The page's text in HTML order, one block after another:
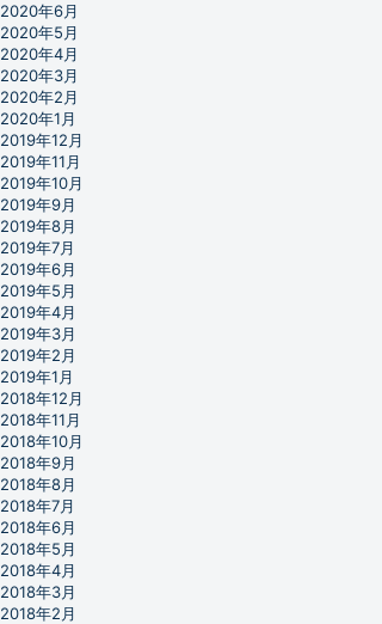
2020年6月
2020年5月
2020年4月
2020年3月
2020年2月
2020年1月
2019年12月
2019年11月
2019年10月
2019年9月
2019年8月
2019年7月
2019年6月
2019年5月
2019年4月
2019年3月
2019年2月
2019年1月
2018年12月
2018年11月
2018年10月
2018年9月
2018年8月
2018年7月
2018年6月
2018年5月
2018年4月
2018年3月
2018年2月